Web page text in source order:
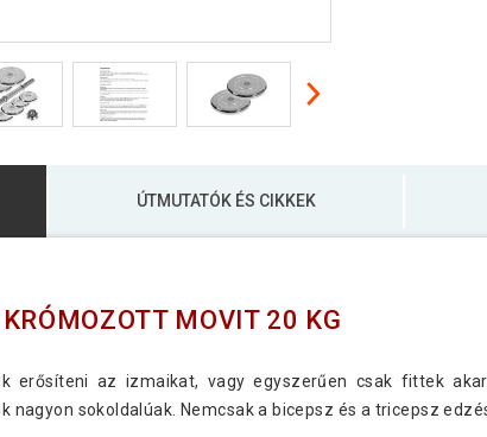
ÚTMUTATÓK ÉS CIKKEK
KRÓMOZOTT MOVIT 20 KG
erősíteni az izmaikat, vagy egyszerűen csak fittek
nagyon sokoldalúak. Nemcsak a bicepsz és a tricepsz